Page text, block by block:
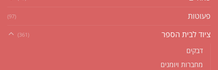
פעוטות (97)
ציוד לבית הספר (361)
דבקים
מחברות ויומנים